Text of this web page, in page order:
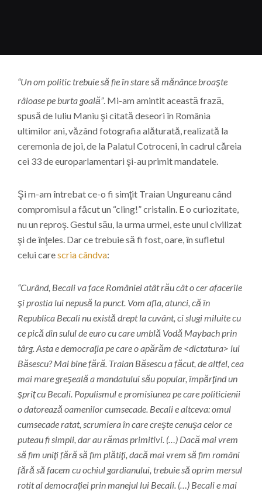
“Un om politic trebuie să fie în stare să mănânce broaşte
râioase pe burta goală”. Mi-am amintit această frază,
spusă de Iuliu Maniu şi citată deseori în România
ultimilor ani, văzând fotografia alăturată, realizată la
ceremonia de joi, de la Palatul Cotroceni, în cadrul căreia
cei 33 de europarlamentari şi-au primit mandatele.
Şi m-am întrebat ce-o fi simţit Traian Ungureanu când
compromisul a făcut un “cling!” cristalin. E o curiozitate,
nu un reproş. Gestul său, la urma urmei, este unul civilizat
şi de înţeles. Dar ce trebuie să fi fost, oare, în sufletul
celui carescria cândva:
“Curând, Becali va face României atât rău cât o cer afacerile
şi prostia lui nepusă la punct. Vom afla, atunci, că în
Republica Becali nu există drept la cuvânt, ci slugi miluite cu
ce pică din sulul de euro cu care umblă Vodă Maybach prin
târg. Asta e democraţia pe care o apărăm de <dictatura> lui
Băsescu? Mai bine fără. Traian Băsescu a făcut, de altfel, cea
mai mare greşeală a mandatului său popular, împărţind un
şpriţ cu Becali. Populismul e promisiunea pe care politicienii
o datorează oamenilor cumsecade. Becali e altceva: omul
cumsecade ratat, scrumiera în care creşte cenuşa celor ce
puteau fi simpli, dar au rămas primitivi. (…) Dacă mai vrem
să fim uniţi fără să fim plătiţi, dacă mai vrem să fim români
fără să facem cu ochiul gardianului, trebuie să oprim mersul
rotit al democraţiei prin manejul lui Becali. (…) Becali e mai